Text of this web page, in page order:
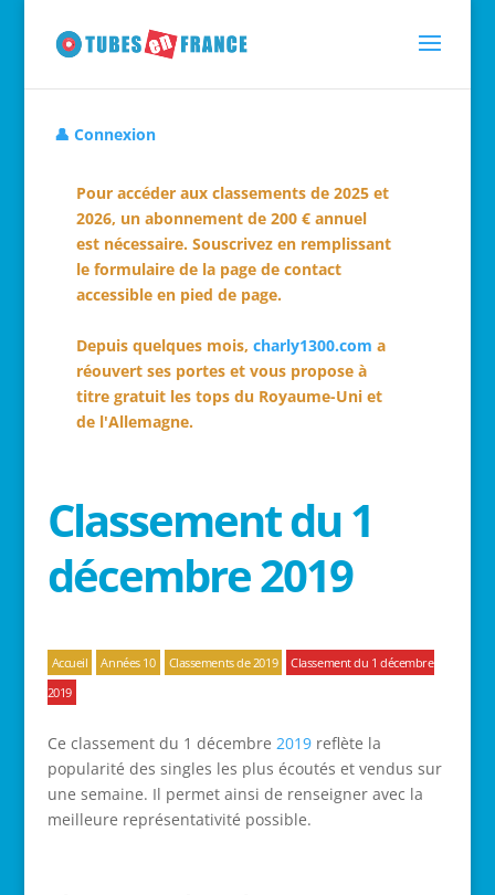
👤 Connexion
Pour accéder aux classements de 2025 et
2026, un abonnement de 200 € annuel
est nécessaire. Souscrivez en remplissant
le formulaire de la page de contact
accessible en pied de page.
Depuis quelques mois, charly1300.com a
réouvert ses portes et vous propose à
titre gratuit les tops du Royaume-Uni et
de l'Allemagne.
Classement du 1
décembre 2019
Accueil Années 10 Classements de 2019
Classement du 1 décembre
2019
Ce classement du 1 décembre 2019reflète la
popularité des singles les plus écoutés et vendus sur
une semaine. Il permet ainsi de renseigner avec la
meilleure représentativité possible.